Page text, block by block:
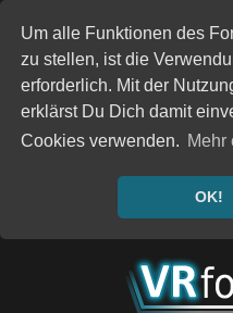
Um alle Funktionen des
zu stellen, ist die
erforderlich. Mit der
erklärst Du Dich damit
Cookies verwenden. Mehr
OK!